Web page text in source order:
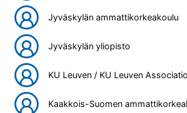
Jyväskylän ammattikorkeakoulu
Jyväskylän yliopisto
KU Leuven / KU Leuven
Kaakkois-Suomen